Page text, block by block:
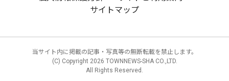
サイトマップ
当サイト内に掲載の記事・写真等の無断転載を禁止します。
(C) Copyright 2026 TOWNNEWS-SHA CO.,LTD.
All Rights Reserved.